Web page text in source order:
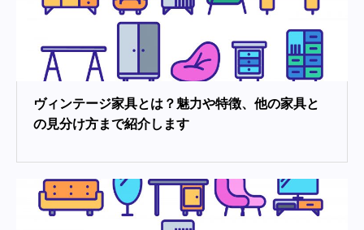
ヴィンテージ家具とは？魅力や特徴、他の家具と
の見分け方まで紹介します